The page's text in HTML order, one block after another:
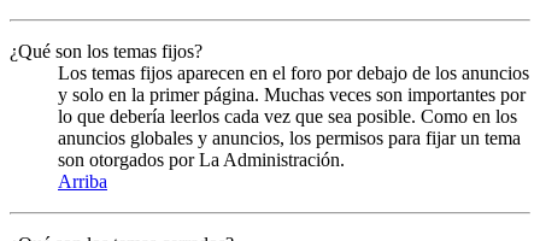
¿Qué son los temas fijos?
Los temas fijos aparecen en el foro por debajo de los anuncios
y solo en la primer página. Muchas veces son importantes por
lo que debería leerlos cada vez que sea posible. Como en los
anuncios globales y anuncios, los permisos para fijar un tema
son otorgados por La Administración.
Arriba